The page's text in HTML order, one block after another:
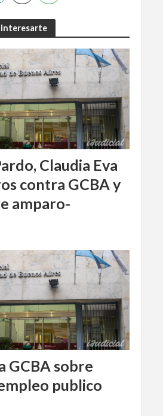
interesarte
Claudia Eva
contra GCBA y
amparo-
GCBA sobre
publico